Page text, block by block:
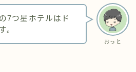
おっと
7つ星ホテルはド
。